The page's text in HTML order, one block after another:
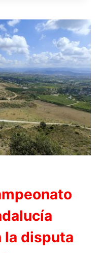
la disputa